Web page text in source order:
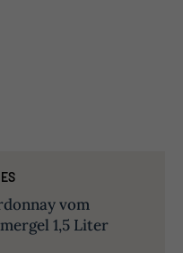
vom
1,5 Liter